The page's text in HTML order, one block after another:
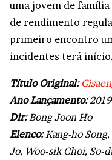
uma jovem de família
de rendimento
primeiro encontro
incidentes terá início.
Título Original:
Ano Lançamento:
Dir: Bong Joon Ho
Elenco: Kang-ho
Jo, Woo-sik Choi, So-